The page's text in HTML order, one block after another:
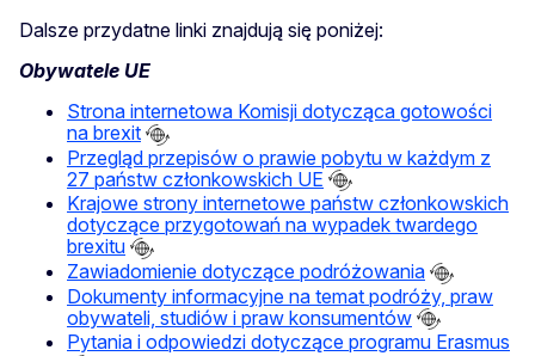
Dalsze przydatne linki znajdują się poniżej:
Obywatele UE
Strona internetowa Komisji dotycząca gotowości
na brexit
Przegląd przepisów o prawie pobytu w każdym z
27 państw członkowskich UE
Krajowe strony internetowe państw członkowskich
dotyczące przygotowań na wypadek twardego
brexitu
Zawiadomienie dotyczące podróżowania
Dokumenty informacyjne na temat podróży, praw
obywateli, studiów i praw konsumentów
Pytania i odpowiedzi dotyczące programu Erasmus